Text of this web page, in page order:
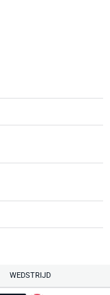
WEDSTRIJD